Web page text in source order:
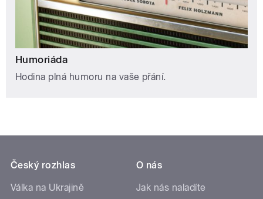
Humoriáda
Hodina plná humoru na vaše přání.
Český rozhlas
Válka na Ukrajině
O nás
Jak nás naladíte